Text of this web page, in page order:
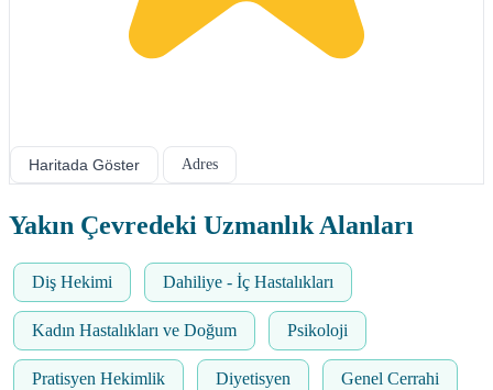
Haritada Göster Adres
Yakın Çevredeki Uzmanlık Alanları
Diş Hekimi Dahiliye - İç Hastalıkları
Kadın Hastalıkları ve Doğum Psikoloji
Pratisyen Hekimlik Diyetisyen Genel Cerrahi